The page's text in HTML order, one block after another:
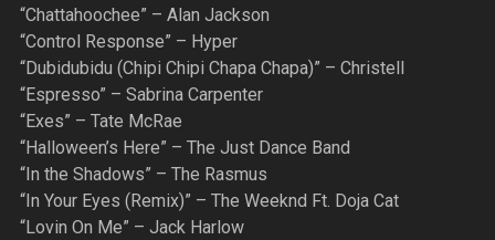
“Chattahoochee” – Alan Jackson
“Control Response” – Hyper
“Dubidubidu (Chipi Chipi Chapa Chapa)” – Christell
“Espresso” – Sabrina Carpenter
“Exes” – Tate McRae
“Halloween’s Here” – The Just Dance Band
“In the Shadows” – The Rasmus
“In Your Eyes (Remix)” – The Weeknd Ft. Doja Cat
“Lovin On Me” – Jack Harlow